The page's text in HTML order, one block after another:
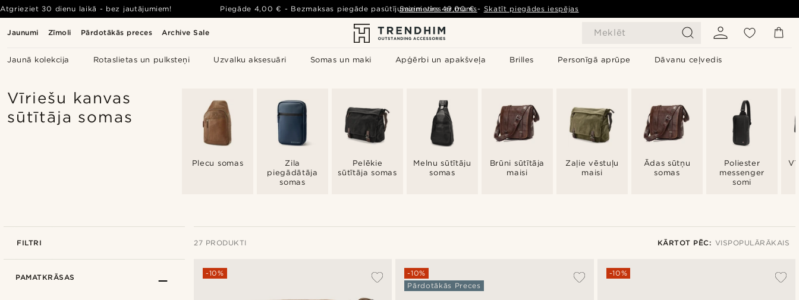
Jaunumi Zīmoli Pārdotākās preces Archive Sale Meklēt
Jaunā kolekcija Rotaslietas un pulksteņi Uzvalku aksesuāri Somas un maki Apģērbi un apakšveļa Brilles Personīgā aprūpe Dāvanu ceļvedis
Atgrieziet 30 dienu laikā - bez jautājumiem! Piegāde 4,00 € - Bezmaksas piegāde pasūtījumiem virs49,00 € - Skatīt piegādes iespējas
Sazinieties ar mums
Vīriešu kanvas
sūtītāja somas
Plecu somas
Zila
piegādātāja
somas
Pelēkie
sūtītāja somas
Melnu sūtītāju
somas
Brūni sūtītāja
maisi
Zaļie vēstuļu
maisi
Ādas sūtņu
somas
Poliester
messenger
somi
FILTRI 27 PRODUKTI KĀRTOT PĒC: VISPOPULĀRĀKAIS
-10%
-10%
Pārdotākās Preces
-10%
PAMATKRĀSAS